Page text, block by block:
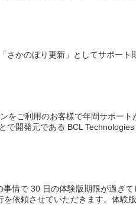
さかのぼり更新」としてサポート
をご利用のお客様で年間サポート
開発元である BCL
情で 30 日の体験版期限が過ぎて
依頼させていただきます。体験